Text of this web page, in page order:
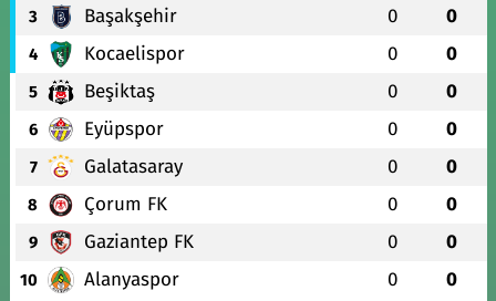
3 Başakşehir 0 0
4 Kocaelispor 0 0
5 Beşiktaş 0 0
6 Eyüpspor 0 0
7 Galatasaray 0 0
8 Çorum FK 0 0
9 Gaziantep FK 0 0
10 Alanyaspor 0 0